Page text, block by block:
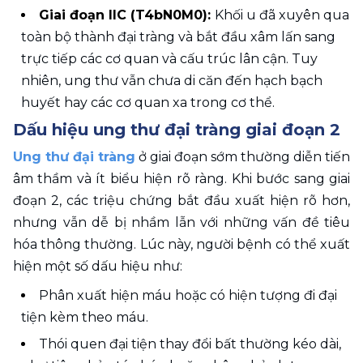
Giai đoạn IIC (T4bN0M0): Khối u đã xuyên qua
toàn bộ thành đại tràng và bắt đầu xâm lấn sang
trực tiếp các cơ quan và cấu trúc lân cận. Tuy
nhiên, ung thư vẫn chưa di căn đến hạch bạch
huyết hay các cơ quan xa trong cơ thể.
Dấu hiệu ung thư đại tràng giai đoạn 2
Ung thư đại tràng ở giai đoạn sớm thường diễn tiến
âm thầm và ít biểu hiện rõ ràng. Khi bước sang giai
đoạn 2, các triệu chứng bắt đầu xuất hiện rõ hơn,
nhưng vẫn dễ bị nhầm lẫn với những vấn đề tiêu
hóa thông thường. Lúc này, người bệnh có thể xuất
hiện một số dấu hiệu như:
Phân xuất hiện máu hoặc có hiện tượng đi đại
tiện kèm theo máu.
Thói quen đại tiện thay đổi bất thường kéo dài,